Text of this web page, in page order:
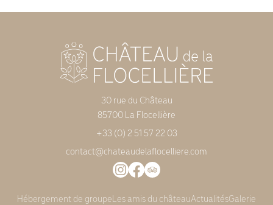
30 rue du Château
85700 La Flocellière
+33 (0) 2 51 57 22 03
contact@chateaudelaflocelliere.com
Hébergement de groupeLes amis du châteauActualitésGalerie